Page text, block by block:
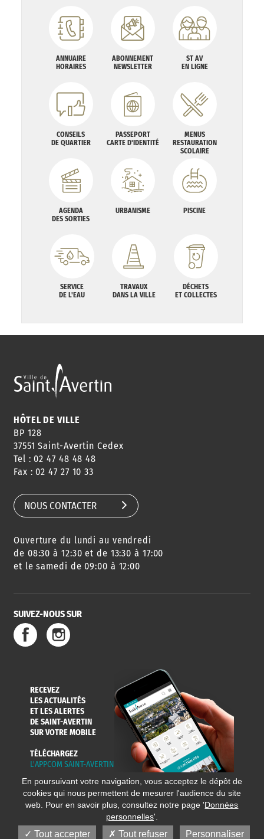
ANNUAIRE
HORAIRES
ABONNEMENT
NEWSLETTER
ST AV
EN LIGNE
CONSEILS
DE QUARTIER
PASSEPORT
CARTE D'IDENTITÉ
MENUS
RESTAURATION
SCOLAIRE
AGENDA
DES SORTIES
URBANISME PISCINE
SERVICE
DE L'EAU
TRAVAUX
DANS LA VILLE
DÉCHETS
ET COLLECTES
HÔTEL DE VILLE
BP 128
37551 Saint-Avertin Cedex
Tel : 02 47 48 48 48
Fax : 02 47 27 10 33
NOUS CONTACTER
Ouverture du lundi au vendredi
de 08:30 à 12:30 et de 13:30 à 17:00
et le samedi de 09:00 à 12:00
SUIVEZ-NOUS SUR
RECEVEZ
LES ACTUALITÉS
ET LES ALERTES
DE SAINT-AVERTIN
SUR VOTRE MOBILE
TÉLÉCHARGEZ
L'APPCOM SAINT-AVERTIN
En poursuivant votre navigation, vous acceptez le dépôt de
cookies qui nous permettent de mesurer l'audience du site
web. Pour en savoir plus, consultez notre page 'Données
personnelles'.
Tout accepter Tout refuser Personnaliser